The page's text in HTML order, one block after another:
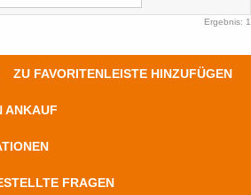
Ergebnis: 1
ZU FAVORITENLEISTE HINZUFÜGEN
ANKAUF
FRAGEN